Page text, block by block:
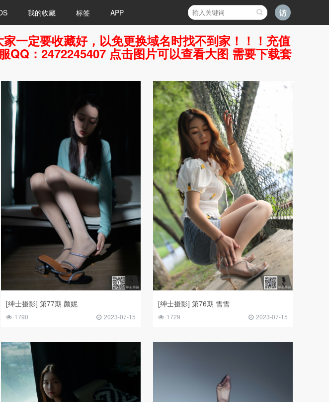
我的收藏 标签 APP
一定要收藏好，以免更换域名时找不到家！！！充值
：2472245407 点击图片可以查看大图 需要下载套
[绅士摄影] 第77期 颜妮
1790 2023-07-15
[绅士摄影] 第76期 雪雪
1729 2023-07-15